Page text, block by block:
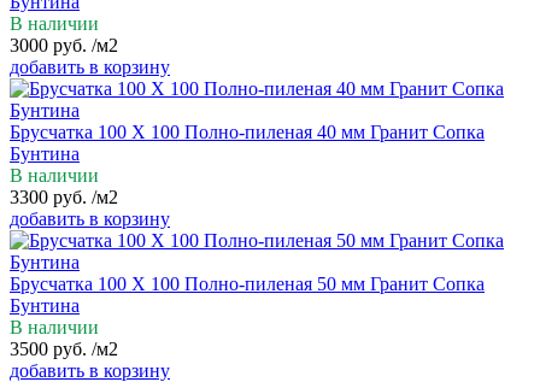
В наличии
3000 руб. /м2
добавить в корзину
Брусчатка 100 Х 100 Полно-пиленая 40 мм Гранит Сопка
Бунтина
В наличии
3300 руб. /м2
добавить в корзину
Брусчатка 100 Х 100 Полно-пиленая 50 мм Гранит Сопка
Бунтина
В наличии
3500 руб. /м2
добавить в корзину